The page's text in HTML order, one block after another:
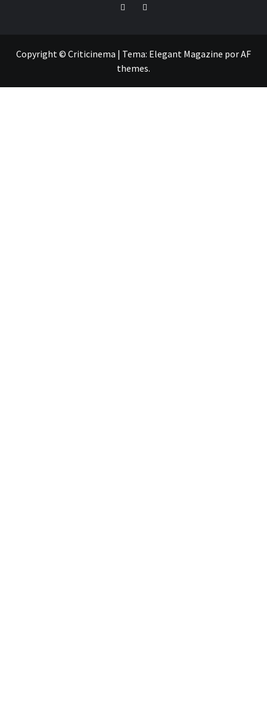
TwitterFacebook
Copyright © Criticinema | Tema: Elegant Magazine porAF
themes.